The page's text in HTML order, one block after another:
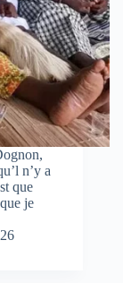
n’y a
que
je